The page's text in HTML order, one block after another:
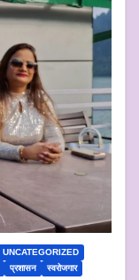
UNCATEGORIZED
प्रशासन स्वरोजगार